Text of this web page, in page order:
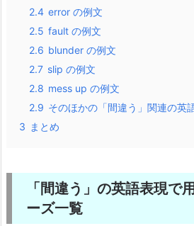
2.4 error の例文
2.5 fault の例文
2.6 blunder の例文
2.7 slip の例文
2.8 mess up の例文
2.9 そのほかの「間違う」関連の英
3 まとめ
「間違う」の英語表現で
ーズ一覧